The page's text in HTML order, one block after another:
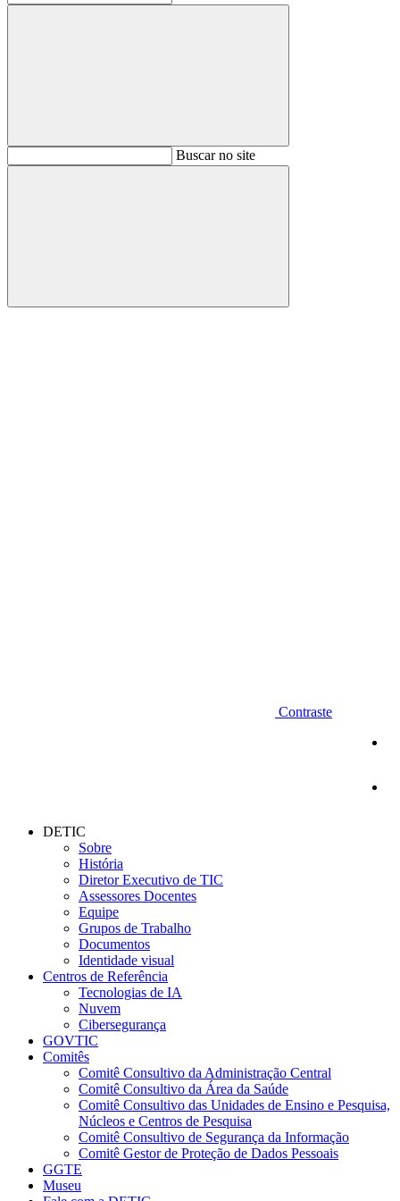
BuscarBuscar no site
Buscar
Contraste
DETIC
Sobre
História
Diretor Executivo de TIC
Assessores Docentes
Equipe
Grupos de Trabalho
Documentos
Identidade visual
Centros de Referência
Tecnologias de IA
Nuvem
Cibersegurança
GOVTIC
Comitês
Comitê Consultivo da Administração Central
Comitê Consultivo da Área da Saúde
Comitê Consultivo das Unidades de Ensino e Pesquisa,
Núcleos e Centros de Pesquisa
Comitê Consultivo de Segurança da Informação
Comitê Gestor de Proteção de Dados Pessoais
GGTE
Museu